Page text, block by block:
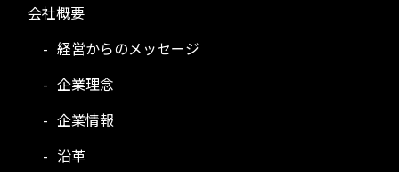
会社概要
経営からのメッセージ
企業理念
企業情報
沿革